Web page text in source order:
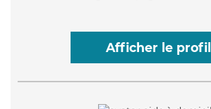
Afficher le profil